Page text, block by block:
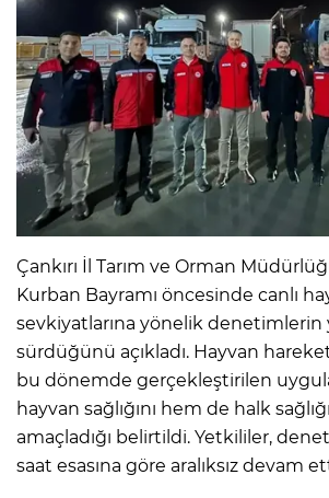
Çankırı İl Tarım ve Orman
Kurban Bayramı öncesinde canlı
sevkiyatlarına yönelik
sürdüğünü açıkladı. Hayvan
bu dönemde gerçekleştirilen
hayvan sağlığını hem de halk
amaçladığı belirtildi. Yetkililer,
saat esasına göre aralıksız devam